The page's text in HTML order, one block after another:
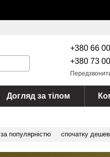
+380 66
+380 73
Догляд за тілом
за популярністю спочатку